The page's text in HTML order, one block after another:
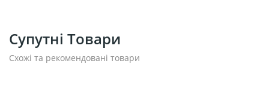
Супутні Товари
Схожі та рекомендовані товари